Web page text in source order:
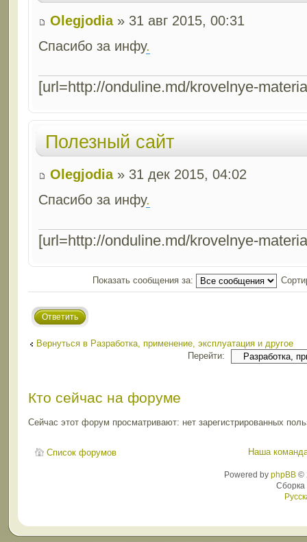
Olegjodia» 31 авг 2015, 00:31
Спасибо за инфу.
[url=http://onduline.md/krovelnye-
Полезный сайт
Olegjodia» 31 дек 2015, 04:02
Спасибо за инфу.
[url=http://onduline.md/krovelnye-
Показать сообщения за:
Ответить
Вернуться в Разработка, применение, эксплуатация и другое
Перейти:
Кто сейчас на форуме
Сейчас этот форум просматривают: нет зарегистрированных
Список форумов Наша
Powered by phpBB©